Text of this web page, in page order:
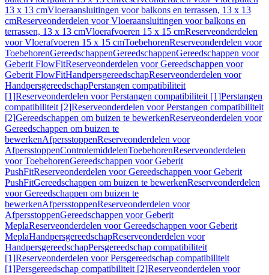
13 x 13 cmVloeraansluitingen voor balkons en terrassen, 13 x 13
cmReserveonderdelen voor Vloeraansluitingen voor balkons en
terrassen, 13 x 13 cmVloerafvoeren 15 x 15 cmReserveonderdelen
voor Vloerafvoeren 15 x 15 cmToebehorenReserveonderdelen voor
ToebehorenGereedschappenGereedschappenGereedschappen voor
Geberit FlowFitReserveonderdelen voor Gereedschappen voor
Geberit FlowFitHandpersgereedschapReserveonderdelen voor
HandpersgereedschapPerstangen compatibiliteit
[1]Reserveonderdelen voor Perstangen compatibiliteit [1]Perstangen
compatibiliteit [2]Reserveonderdelen voor Perstangen compatibiliteit
[2]Gereedschappen om buizen te bewerkenReserveonderdelen voor
Gereedschappen om buizen te
bewerkenAfpersstoppenReserveonderdelen voor
AfpersstoppenControlemiddelenToebehorenReserveonderdelen
voor ToebehorenGereedschappen voor Geberit
PushFitReserveonderdelen voor Gereedschappen voor Geberit
PushFitGereedschappen om buizen te bewerkenReserveonderdelen
voor Gereedschappen om buizen te
bewerkenAfpersstoppenReserveonderdelen voor
AfpersstoppenGereedschappen voor Geberit
MeplaReserveonderdelen voor Gereedschappen voor Geberit
MeplaHandpersgereedschapReserveonderdelen voor
HandpersgereedschapPersgereedschap compatibiliteit
[1]Reserveonderdelen voor Persgereedschap compatibiliteit
[1]Persgereedschap compatibiliteit [2]Reserveonderdelen voor